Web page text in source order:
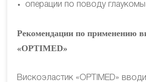
операции по поводу
Рекомендации по применению
«OPTIMED»
Вискоэластик «OPTIMED»